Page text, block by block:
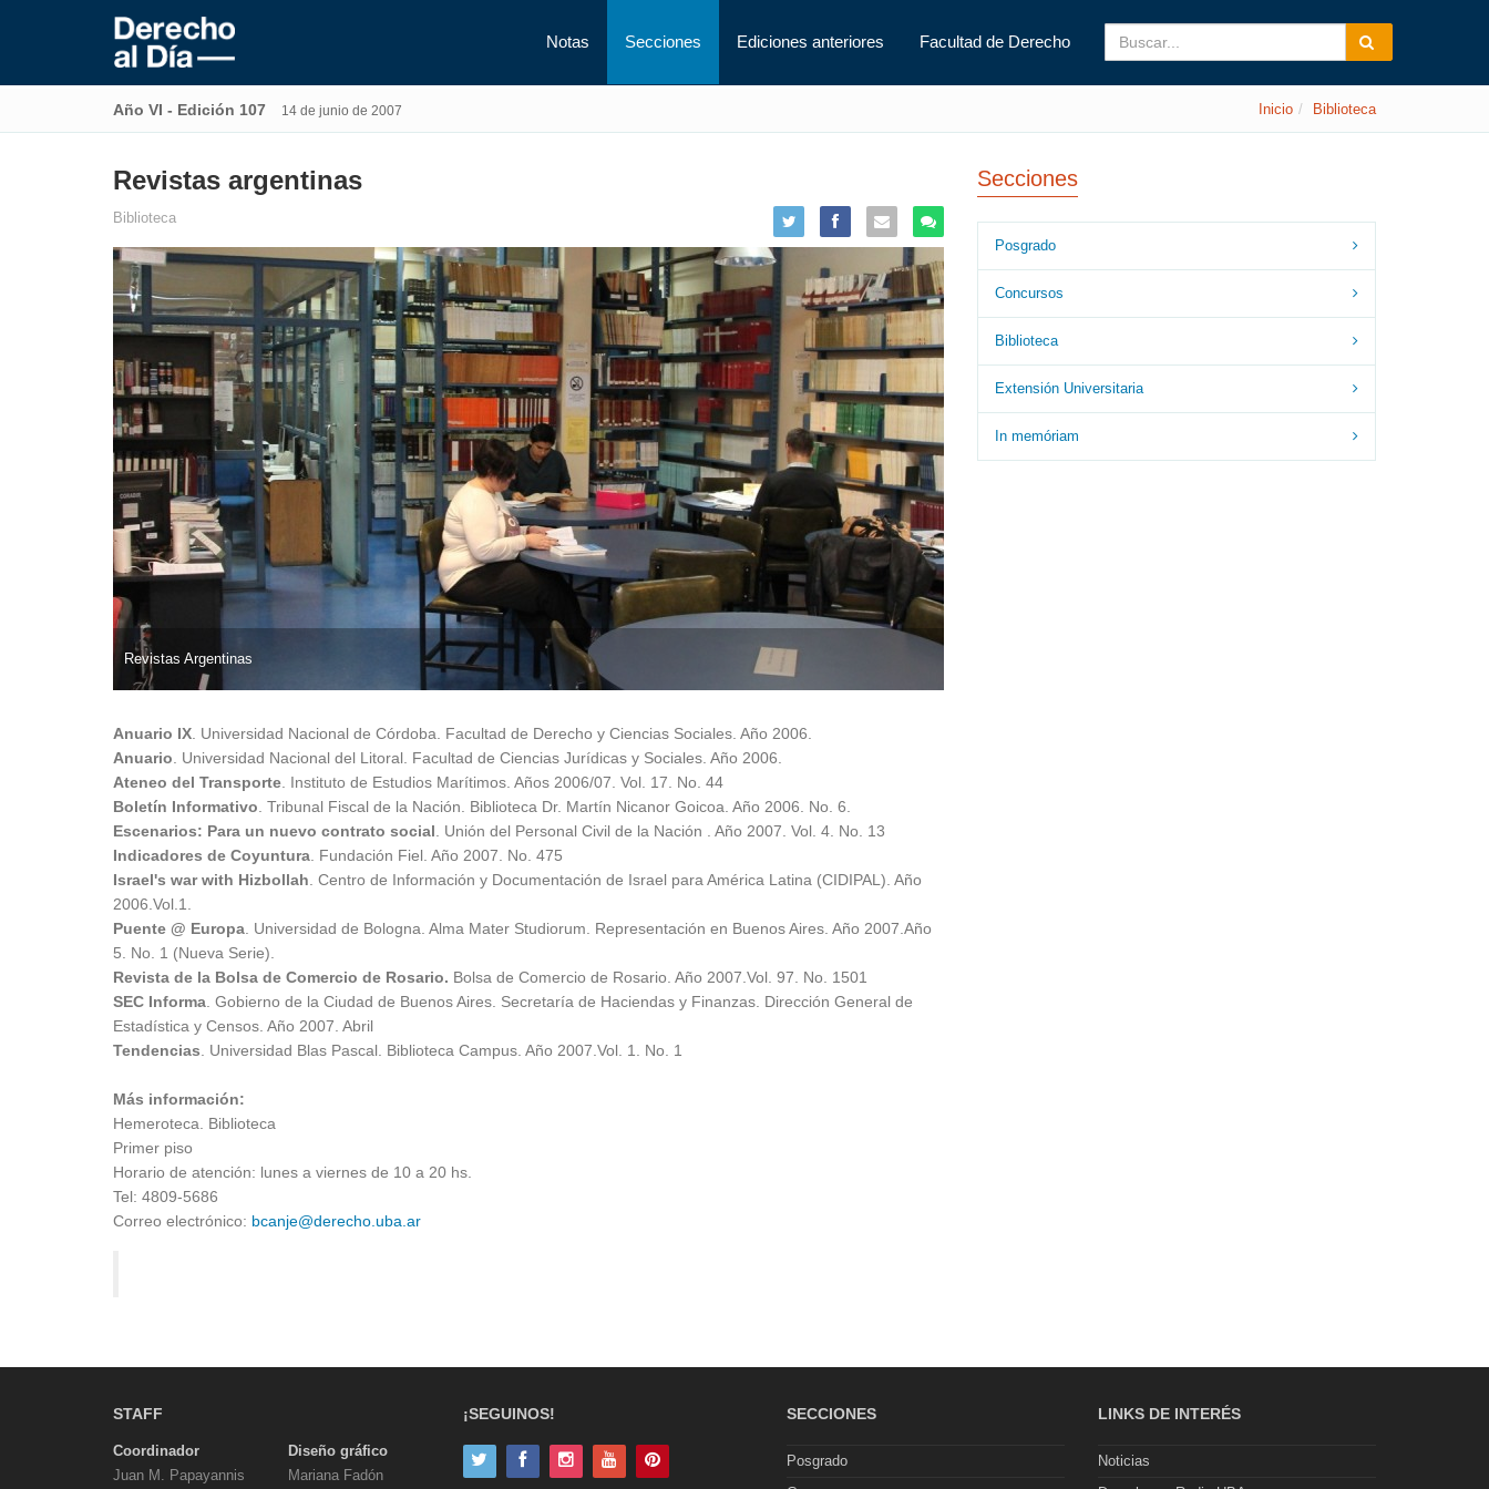
Notas Secciones Ediciones anteriores Facultad de Derecho
Año VI - Edición 107 14 de junio de 2007 Inicio Biblioteca
Revistas argentinas
Biblioteca
Revistas Argentinas
Anuario IX . Universidad Nacional de Córdoba. Facultad de Derecho y Ciencias Sociales. Año 2006.
Anuario . Universidad Nacional del Litoral. Facultad de Ciencias Jurídicas y Sociales. Año 2006.
Ateneo del Transporte . Instituto de Estudios Marítimos. Años 2006/07. Vol. 17. No. 44
Boletín Informativo . Tribunal Fiscal de la Nación. Biblioteca Dr. Martín Nicanor Goicoa. Año 2006. No. 6.
Escenarios: Para un nuevo contrato social . Unión del Personal Civil de la Nación . Año 2007. Vol. 4. No. 13
Indicadores de Coyuntura . Fundación Fiel. Año 2007. No. 475
Israel's war with Hizbollah . Centro de Información y Documentación de Israel para América Latina (CIDIPAL). Año
2006.Vol.1.
Puente @ Europa . Universidad de Bologna. Alma Mater Studiorum. Representación en Buenos Aires. Año 2007.Año
5. No. 1 (Nueva Serie).
Revista de la Bolsa de Comercio de Rosario. Bolsa de Comercio de Rosario. Año 2007.Vol. 97. No. 1501
SEC Informa . Gobierno de la Ciudad de Buenos Aires. Secretaría de Haciendas y Finanzas. Dirección General de
Estadística y Censos. Año 2007. Abril
Tendencias . Universidad Blas Pascal. Biblioteca Campus. Año 2007.Vol. 1. No. 1
Más información:
Hemeroteca. Biblioteca
Primer piso
Horario de atención: lunes a viernes de 10 a 20 hs.
Tel: 4809-5686
Correo electrónico: bcanje@derecho.uba.ar
Secciones
Posgrado
Concursos
Biblioteca
Extensión Universitaria
In memóriam
STAFF
Coordinador
Juan M. Papayannis
Diseño gráfico
Mariana Fadón
¡SEGUINOS! SECCIONES
Posgrado
LINKS DE INTERÉS
Noticias